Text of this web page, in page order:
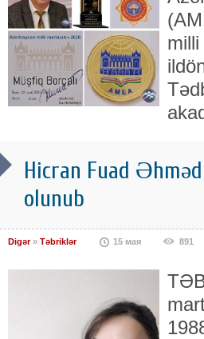
milli
Hicran Fuad
olunub
Digər» Təbriklər 15 мая 891